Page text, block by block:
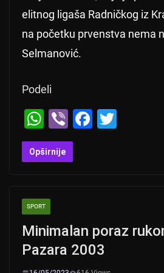
elitnog ligaša Radničkog iz
na početku prvenstva nema
Selmanović.
Podeli
W
h
at
A
p
p
Vi
b
er
F
o
k
Opširnije
SPORT
Minimalan poraz
Pazara 2003